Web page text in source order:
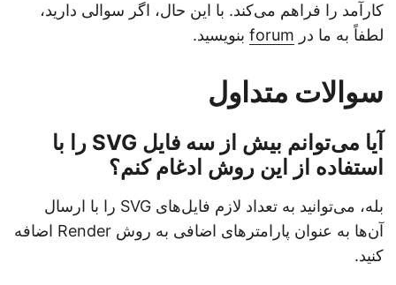
کارآمد را فراهم می‌کند. با این حال، اگر سوالی دارید،
لطفاً به ما در forumبنویسید.
سوالات متداول
آیا می‌توانم بیش از سه فایل SVG را با
استفاده از این روش ادغام کنم؟
بله، می‌توانید به تعداد لازم فایل‌های SVG را با ارسال
آن‌ها به عنوان پارامترهای اضافی به روش Render اضافه
کنید.